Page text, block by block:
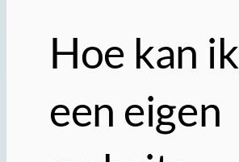
Hoe kan ik
een eigen